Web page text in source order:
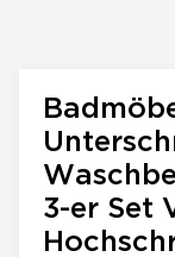
3-er Set